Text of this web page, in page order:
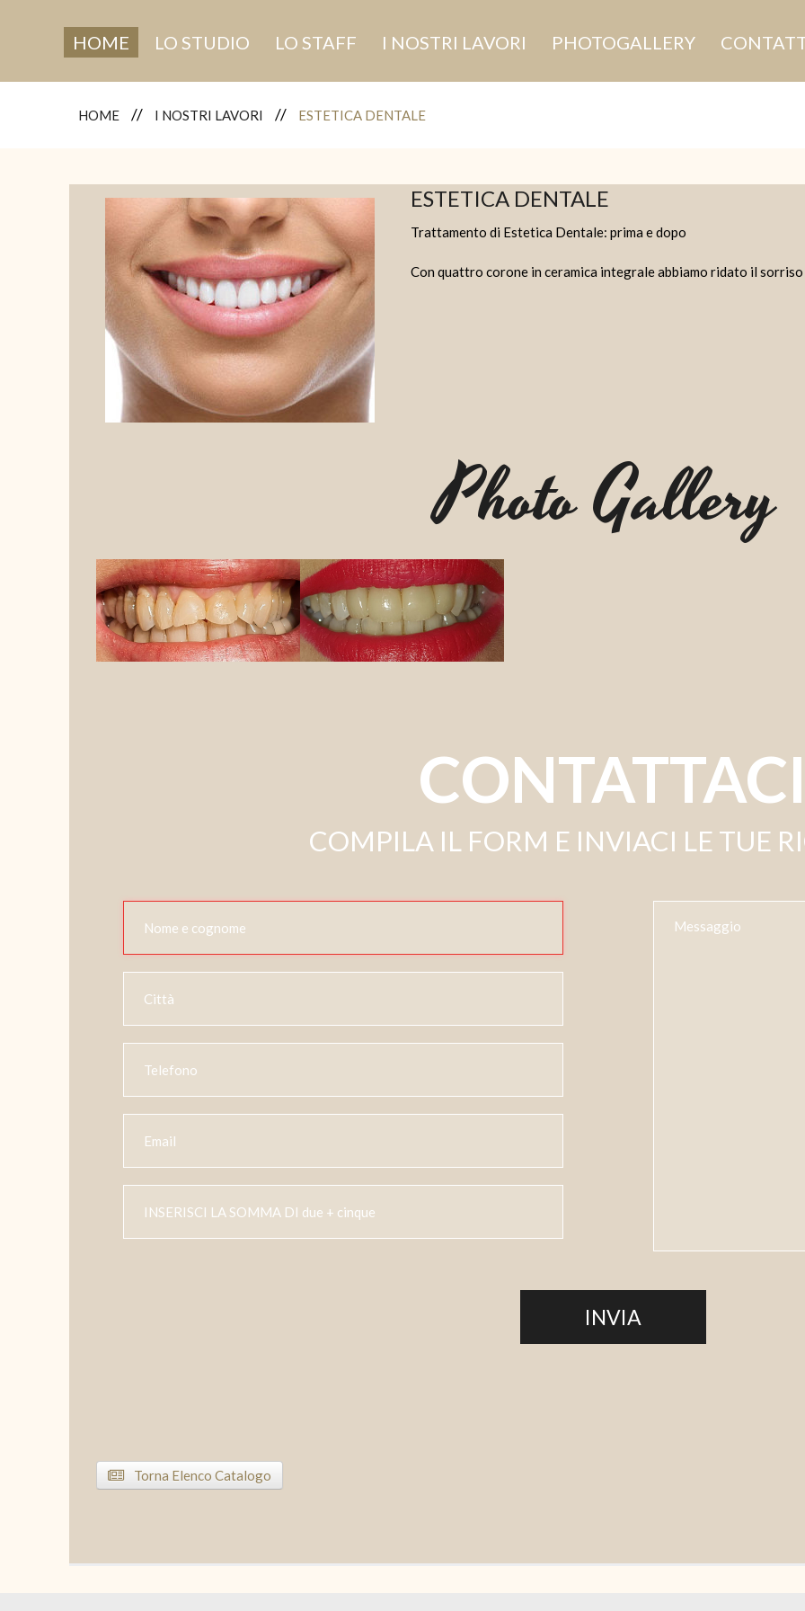
HOME LO STUDIO LO STAFF I NOSTRI LAVORI PHOTOGALLERY
HOME I NOSTRI LAVORI ESTETICA DENTALE
ESTETICA DENTALE
Trattamento di Estetica Dentale: prima e dopo
Con quattro corone in ceramica integrale abbiamo ridato il
Photo Gallery
COMPILA IL FORM E INVIACI LE TUE
Torna Elenco Catalogo